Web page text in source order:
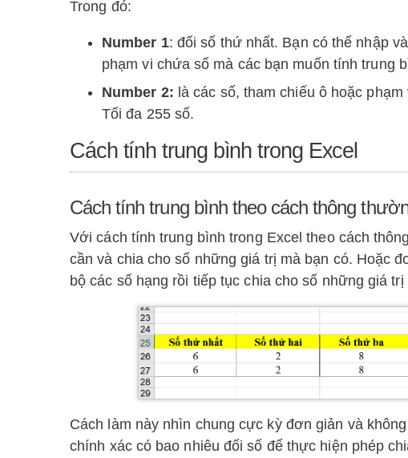
Trong đó:
Number 1: đối số thứ nhất. Bạn có thể nhập
phạm vi chứa số mà các bạn muốn tính trung
Number 2: là các số, tham chiếu ô hoặc
Tối đa 255 số.
Cách tính trung bình trong Excel
Cách tính trung bình theo cách thông
Với cách tính trung bình trong Excel theo cách
cần và chia cho số những giá trị mà bạn có. Hoặc
bộ các số hạng rồi tiếp tục chia cho số những giá trị
Cách làm này nhìn chung cực kỳ đơn giản và
chính xác có bao nhiêu đối số để thực hiện phép